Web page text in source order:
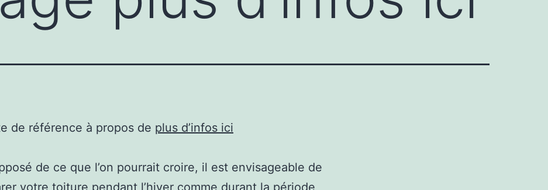
de référence à propos de plus d’infos ici
de ce que l’on pourrait croire, il est envisageable de
votre toiture pendant l’hiver comme durant la période